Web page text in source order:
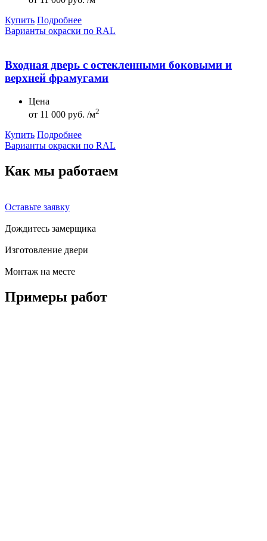
Купить Подробнее
Варианты окраски по RAL
Входная дверь с остекленными боковыми и
верхней фрамугами
Цена
от 11 000 руб. /м2
Купить Подробнее
Варианты окраски по RAL
Как мы работаем
Оставьте заявку
Дождитесь замерщика
Изготовление двери
Монтаж на месте
Примеры работ